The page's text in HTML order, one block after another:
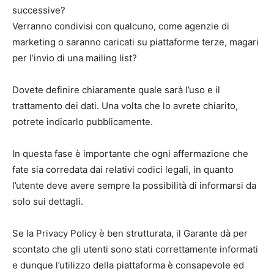
successive?
Verranno condivisi con qualcuno, come agenzie di
marketing o saranno caricati su piattaforme terze, magari
per l’invio di una mailing list?
Dovete definire chiaramente quale sarà l’uso e il
trattamento dei dati. Una volta che lo avrete chiarito,
potrete indicarlo pubblicamente.
In questa fase è importante che ogni affermazione che
fate sia corredata dai relativi codici legali, in quanto
l’utente deve avere sempre la possibilità di informarsi da
solo sui dettagli.
Se la Privacy Policy è ben strutturata, il Garante dà per
scontato che gli utenti sono stati correttamente informati
e dunque l’utilizzo della piattaforma è consapevole ed